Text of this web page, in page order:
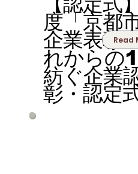
度「京都
企業表彰
れからの
紡ぐ企業
彰・認定
Read